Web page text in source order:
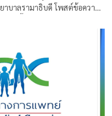
บาลรามาธิบดี โพสต์ข้อความ
” โดยระบุว่า